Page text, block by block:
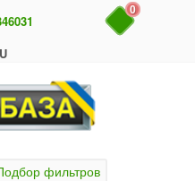
0
фильтров